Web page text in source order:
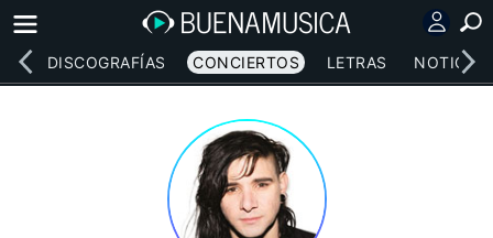
DISCOGRAFÍAS CONCIERTOS LETRAS NOTICIAS